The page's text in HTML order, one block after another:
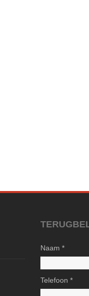
Naam *
Telefoon *